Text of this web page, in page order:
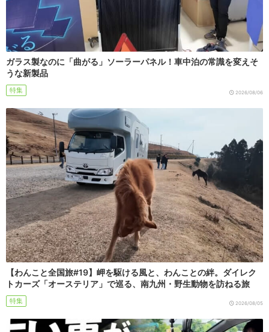
ガラス製なのに「曲がる」ソーラーパネル！車中泊の常識を変えそ
うな新製品
特集 2026/08/06
【わんこと全国旅#19】岬を駆ける風と、わんことの絆。ダイレク
トカーズ「オーステリア」で巡る、南九州・野生動物を訪ねる旅
特集 2026/08/05